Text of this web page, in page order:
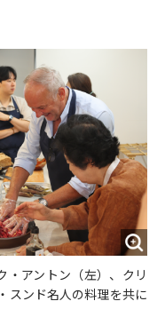
・アントン（左）、クリ
スンド名人の料理を共に